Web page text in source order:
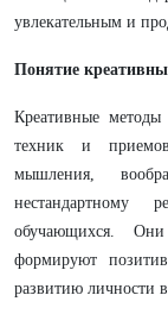
увлекательным и
Понятие
Креативные методы
техник и
мышления,
обучающихся. Они
формируют
развитию личности